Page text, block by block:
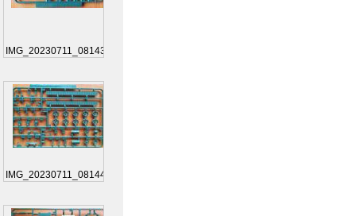
IMG_20230711_081434
IMG_20230711_081449